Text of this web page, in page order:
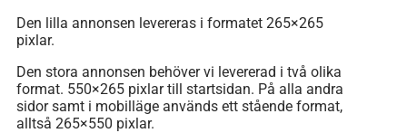
Den lilla annonsen levereras i formatet 265×265
pixlar.
Den stora annonsen behöver vi levererad i två olika
format. 550×265 pixlar till startsidan. På alla andra
sidor samt i mobilläge används ett stående format,
alltså 265×550 pixlar.